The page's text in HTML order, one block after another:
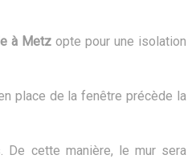
à Metz opte pour une isolation
place de la fenêtre précède la
De cette manière, le mur sera